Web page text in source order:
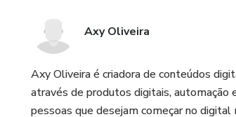
Axy Oliveira
Axy Oliveira é criadora de conteúdos
através de produtos digitais,
pessoas que desejam começar no